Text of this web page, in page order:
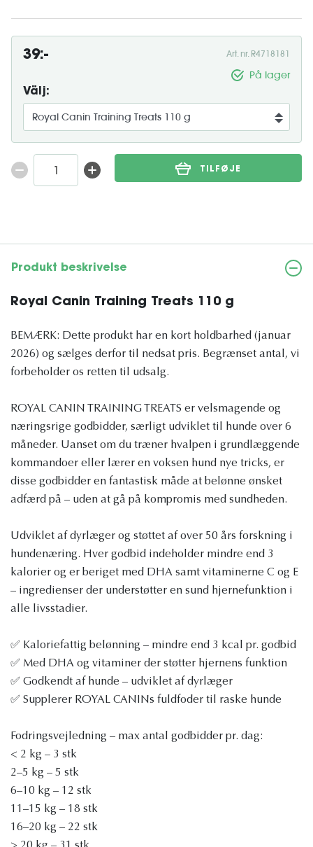
39:- Art. nr. R4718181
På lager
Välj:
TILFØJE
Produkt beskrivelse
Royal Canin Training Treats 110 g
BEMÆRK: Dette produkt har en kort holdbarhed (januar
2026) og sælges derfor til nedsat pris. Begrænset antal, vi
forbeholder os retten til udsalg.
ROYAL CANIN TRAINING TREATS er velsmagende og
næringsrige godbidder, særligt udviklet til hunde over 6
måneder. Uanset om du træner hvalpen i grundlæggende
kommandoer eller lærer en voksen hund nye tricks, er
disse godbidder en fantastisk måde at belønne ønsket
adfærd på – uden at gå på kompromis med sundheden.
Udviklet af dyrlæger og støttet af over 50 års forskning i
hundenæring. Hver godbid indeholder mindre end 3
kalorier og er beriget med DHA samt vitaminerne C og E
– ingredienser der understøtter en sund hjernefunktion i
alle livsstadier.
✅ Kaloriefattig belønning – mindre end 3 kcal pr. godbid
✅ Med DHA og vitaminer der støtter hjernens funktion
✅ Godkendt af hunde – udviklet af dyrlæger
✅ Supplerer ROYAL CANINs fuldfoder til raske hunde
Fodringsvejledning – max antal godbidder pr. dag:
< 2 kg – 3 stk
2–5 kg – 5 stk
6–10 kg – 12 stk
11–15 kg – 18 stk
16–20 kg – 22 stk